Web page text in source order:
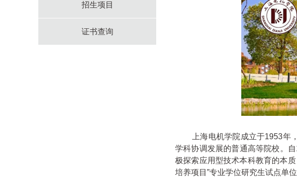
招生项目
证书查询
上海电机学院成立于1953年，
学科协调发展的普通高等院校。
极探索应用型技术本科教育的本
培养项目”专业学位研究生试点单